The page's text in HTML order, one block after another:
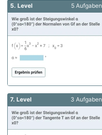
5. Level 5 Aufgaben
7. Level 3 Aufgaben